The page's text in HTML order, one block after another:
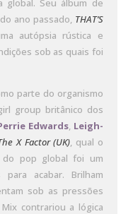
global. Seu álbum de
ano passado, THAT’S
autópsia rústica e
sob as quais foi
parte do organismo
group britânico dos
Edwards, Leigh-
X Factor (UK), qual o
pop global foi um
acabar. Brilham
sob as pressões
contrariou a lógica